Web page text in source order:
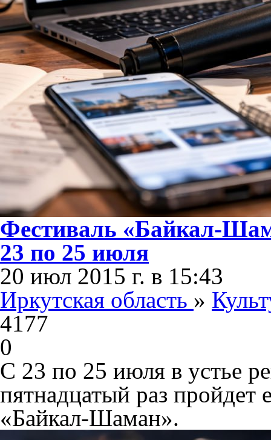
Фестиваль «Байкал-
23 по 25 июля
20 июл 2015 г. в 15:43
Иркутская область »
4177
0
С 23 по 25 июля в устье
пятнадцатый раз пройдет
«Байкал-Шаман».